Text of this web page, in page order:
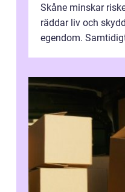
Skåne minskar
räddar liv och
egendom.